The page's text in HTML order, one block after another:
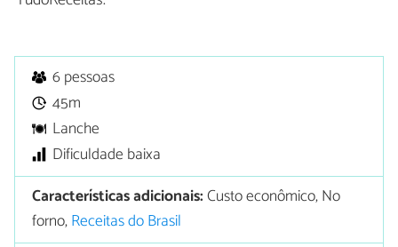
6 pessoas
45m
Lanche
Dificuldade baixa
Características adicionais:Custo econômico, No
forno,Receitas do Brasil